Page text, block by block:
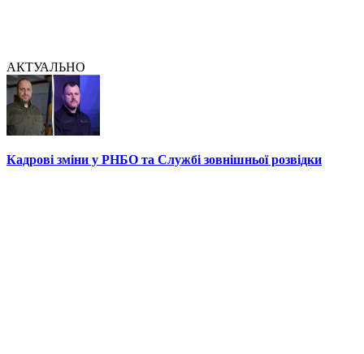
АКТУАЛЬНО
Кадрові зміни у РНБО та Службі зовнішньої розвідки